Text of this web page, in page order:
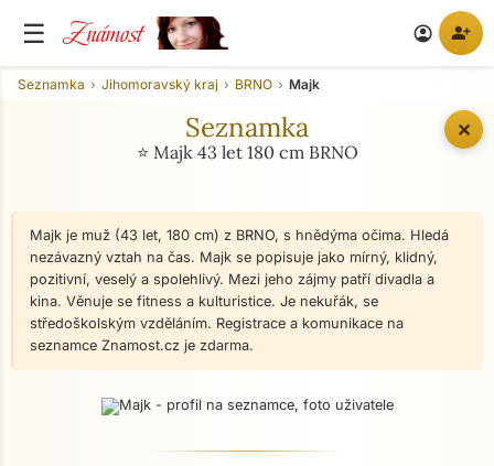
☰ Známost account_circle person_add
✕
Seznamka Jihomoravský kraj BRNO Majk
Seznamka
⭐ Majk 43 let 180 cm BRNO
Majk je muž (43 let, 180 cm) z BRNO, s hnědýma očima. Hledá
nezávazný vztah na čas. Majk se popisuje jako mírný, klidný,
pozitivní, veselý a spolehlivý. Mezi jeho zájmy patří divadla a
kina. Věnuje se fitness a kulturistice. Je nekuřák, se
středoškolským vzděláním. Registrace a komunikace na
seznamce Znamost.cz je zdarma.